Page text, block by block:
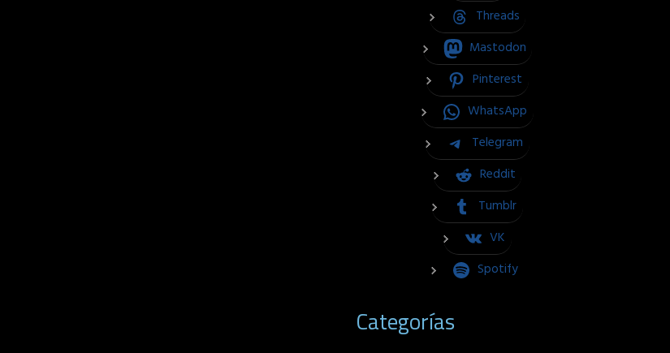
Threads
Mastodon
Pinterest
WhatsApp
Telegram
Reddit
Tumblr
VK
Spotify
Categorías